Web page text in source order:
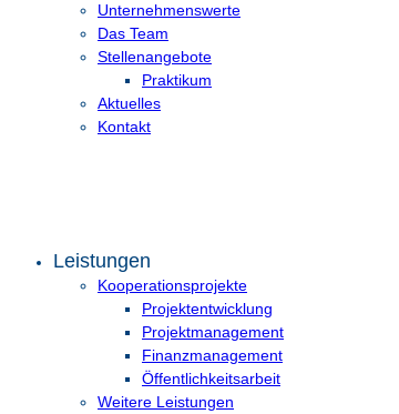
Unternehmenswerte
Das Team
Stellenangebote
Praktikum
Aktuelles
Kontakt
Leistungen
Kooperationsprojekte
Projektentwicklung
Projektmanagement
Finanzmanagement
Öffentlichkeitsarbeit
Weitere Leistungen